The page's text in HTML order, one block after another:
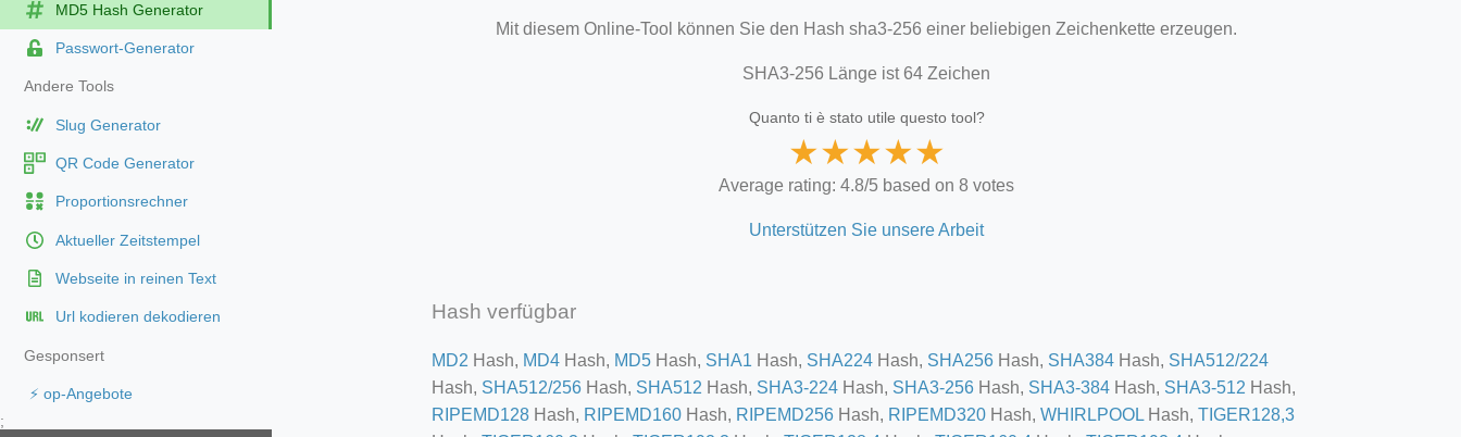
MD5 Hash Generator
Passwort-Generator
Andere Tools
Slug Generator
QR Code Generator
Proportionsrechner
Aktueller Zeitstempel
Webseite in reinen Text
Url kodieren dekodieren
Gesponsert
⚡ op-Angebote
;
Mit diesem Online-Tool können Sie den Hash sha3-256 einer beliebigen Zeichenkette erzeugen.
SHA3-256 Länge ist 64 Zeichen
Quanto ti è stato utile questo tool?
★★★★★
Average rating: 4.8/5 based on 8 votes
Unterstützen Sie unsere Arbeit
Hash verfügbar
MD2 Hash, MD4 Hash, MD5 Hash, SHA1 Hash, SHA224 Hash, SHA256 Hash, SHA384 Hash, SHA512/224
Hash, SHA512/256 Hash, SHA512 Hash, SHA3-224 Hash, SHA3-256 Hash, SHA3-384 Hash, SHA3-512 Hash,
RIPEMD128 Hash, RIPEMD160 Hash, RIPEMD256 Hash, RIPEMD320 Hash, WHIRLPOOL Hash, TIGER128,3